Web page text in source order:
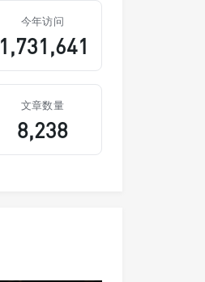
今年访问
1,731,641
文章数量
8,238